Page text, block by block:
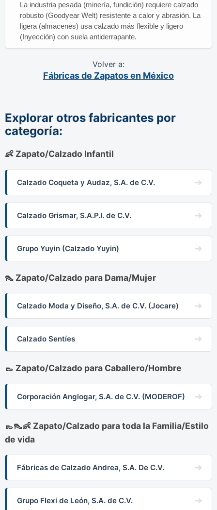
La industria pesada (minería, fundición) requiere calzado
robusto (Goodyear Welt) resistente a calor y abrasión. La
ligera (almacenes) usa calzado más flexible y ligero
(Inyección) con suela antiderrapante.
Volver a:
Fábricas de Zapatos en México
Explorar otros fabricantes por
categoría:
👶 Zapato/Calzado Infantil
Calzado Coqueta y Audaz, S.A. de C.V.
Calzado Grismar, S.A.P.I. de C.V.
Grupo Yuyin (Calzado Yuyin)
👠 Zapato/Calzado para Dama/Mujer
Calzado Moda y Diseño, S.A. de C.V. (Jocare)
Calzado Sentíes
👞 Zapato/Calzado para Caballero/Hombre
Corporación Anglogar, S.A. de C.V. (MODEROF)
👞👠👶 Zapato/Calzado para toda la Familia/Estilo
de vida
Fábricas de Calzado Andrea, S.A. De C.V.
Grupo Flexi de León, S.A. de C.V.